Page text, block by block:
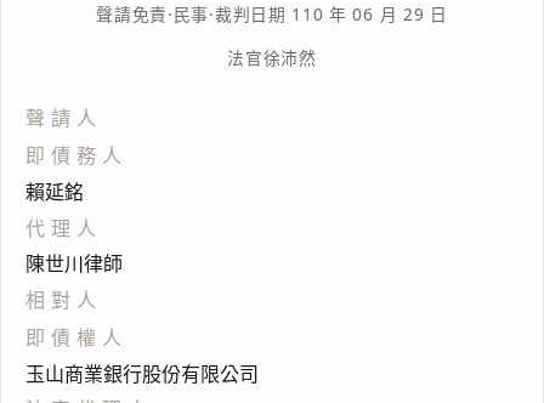
聲請免責·民事·裁判日期 110 年 06 月 29 日
法官徐沛然
聲請人
即債務人
賴延銘
代理人
陳世川律師
相對人
即債權人
玉山商業銀行股份有限公司